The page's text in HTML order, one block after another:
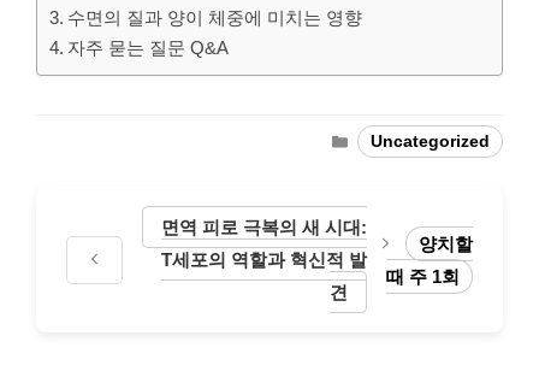
수면의 질과 양이 체중에 미치는 영향
자주 묻는 질문 Q&A
Categories
Uncategorized
면역 피로 극복의 새 시대:
T세포의 역할과 혁신적 발
견
양치할
때 주 1회